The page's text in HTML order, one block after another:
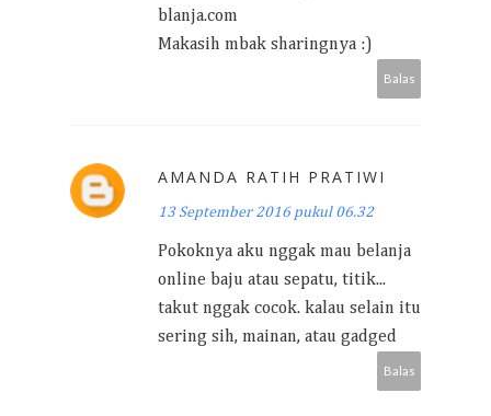
blanja.com
Makasih mbak sharingnya :)
Balas
AMANDA RATIH PRATIWI
13 September 2016 pukul 06.32
Pokoknya aku nggak mau belanja
online baju atau sepatu, titik...
takut nggak cocok. kalau selain itu
sering sih, mainan, atau gadged
Balas